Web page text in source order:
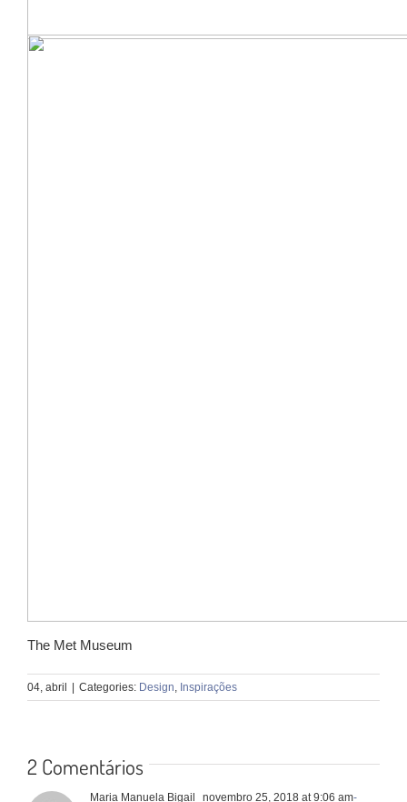
The Met Museum
04, abril | Categories: Design, Inspirações
2 Comentários
Maria Manuela Bigail novembro 25, 2018 at 9:06 am-